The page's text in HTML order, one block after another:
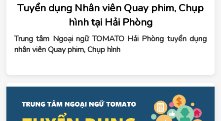
Tuyển dụng Nhân viên Quay phim, Chụp
hình tại Hải Phòng
Trung tâm Ngoại ngữ TOMATO Hải Phòng tuyển dụng
nhân viên Quay phim, Chụp hình